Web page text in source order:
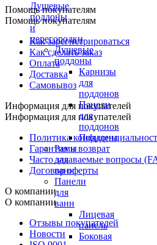
Душевые
поддоны
и
перегородки
Душевые
поддоны
Карнизы
для
поддонов
Панели
для
поддонов
Поддоны
Рамы
для
ванн
Панели
для
ванн
Лицевая
панель
Боковая
Помощь покупателям
Помощь покупателям
Как зарегистрироваться
Как сделать заказ
Оплата
Доставка
Самовывоз
Информация для покупателей
Информация для покупателей
Политика
Гарантия и возврат
Часто задаваемые вопросы
Договор оферты
О компании
О компании
Отзывы покупателей
Новости